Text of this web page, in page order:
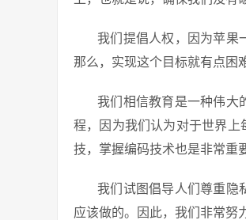
我们提倡人权，因为苹果
那么，实现这个目标就有点困
我们相信教育是一种伟大
程，因为我们认为对于世界
技，掌握编码技术也是非常重
我们试图倡导人们尊重隐
应该做的。因此，我们非常努